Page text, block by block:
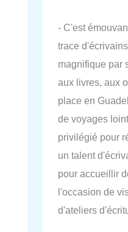
- C'est
trace
magnifique par
aux livres, aux
place en
de voyages
privilégié pour
un talent
pour accueillir
l'occasion de
d'ateliers